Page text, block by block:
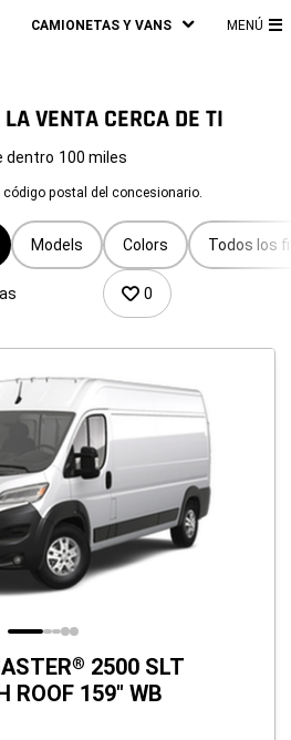
CAMIONETAS Y VANS MENÚ
VENTA CERCA DE TI
dentro 100 miles
código postal del concesionario.
Models Colors Todos los
0
® 2500 SLT
ROOF 159" WB